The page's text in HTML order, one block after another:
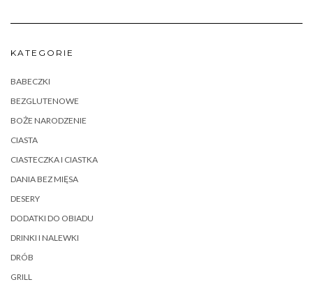
KATEGORIE
BABECZKI
BEZGLUTENOWE
BOŻE NARODZENIE
CIASTA
CIASTECZKA I CIASTKA
DANIA BEZ MIĘSA
DESERY
DODATKI DO OBIADU
DRINKI I NALEWKI
DRÓB
GRILL